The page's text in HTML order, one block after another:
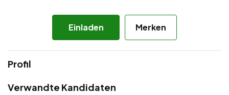
Einladen Merken
Profil
Verwandte Kandidaten